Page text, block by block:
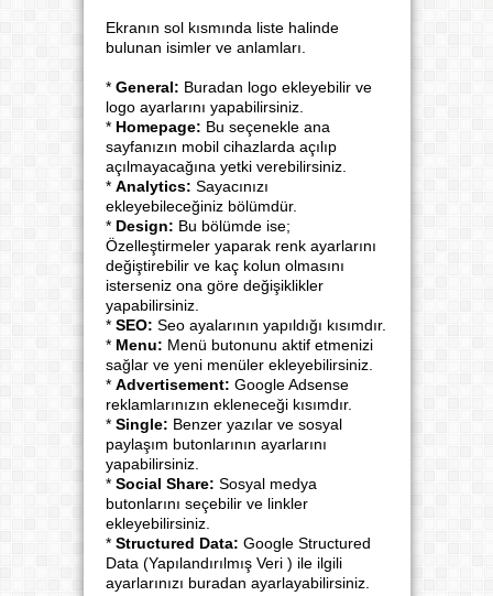
Ekranın sol kısmında liste halinde
bulunan isimler ve anlamları.
* General: Buradan logo ekleyebilir ve
logo ayarlarını yapabilirsiniz.
* Homepage: Bu seçenekle ana
sayfanızın mobil cihazlarda açılıp
açılmayacağına yetki verebilirsiniz.
* Analytics: Sayacınızı
ekleyebileceğiniz bölümdür.
* Design: Bu bölümde ise;
Özelleştirmeler yaparak renk ayarlarını
değiştirebilir ve kaç kolun olmasını
isterseniz ona göre değişiklikler
yapabilirsiniz.
* SEO: Seo ayalarının yapıldığı kısımdır.
* Menu: Menü butonunu aktif etmenizi
sağlar ve yeni menüler ekleyebilirsiniz.
* Advertisement: Google Adsense
reklamlarınızın ekleneceği kısımdır.
* Single: Benzer yazılar ve sosyal
paylaşım butonlarının ayarlarını
yapabilirsiniz.
* Social Share: Sosyal medya
butonlarını seçebilir ve linkler
ekleyebilirsiniz.
* Structured Data: Google Structured
Data (Yapılandırılmış Veri ) ile ilgili
ayarlarınızı buradan ayarlayabilirsiniz.